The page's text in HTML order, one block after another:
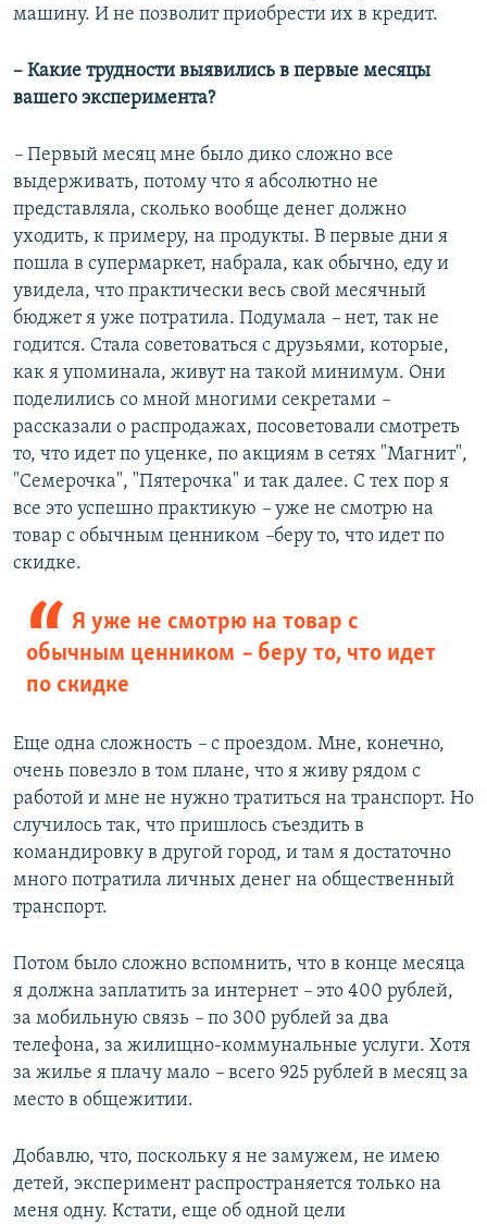
машину. И не позволит приобрести их в кредит.
– Какие трудности выявились в первые месяцы
вашего эксперимента?
– Первый месяц мне было дико сложно все
выдерживать, потому что я абсолютно не
представляла, сколько вообще денег должно
уходить, к примеру, на продукты. В первые дни я
пошла в супермаркет, набрала, как обычно, еду и
увидела, что практически весь свой месячный
бюджет я уже потратила. Подумала – нет, так не
годится. Стала советоваться с друзьями, которые,
как я упоминала, живут на такой минимум. Они
поделились со мной многими секретами –
рассказали о распродажах, посоветовали смотреть
то, что идет по уценке, по акциям в сетях "Магнит",
"Семерочка", "Пятерочка" и так далее. С тех пор я
все это успешно практикую – уже не смотрю на
товар с обычным ценником –беру то, что идет по
скидке.
Я уже не смотрю на товар с
обычным ценником – беру то, что идет
по скидке
Еще одна сложность – с проездом. Мне, конечно,
очень повезло в том плане, что я живу рядом с
работой и мне не нужно тратиться на транспорт. Но
случилось так, что пришлось съездить в
командировку в другой город, и там я достаточно
много потратила личных денег на общественный
транспорт.
Потом было сложно вспомнить, что в конце месяца
я должна заплатить за интернет – это 400 рублей,
за мобильную связь – по 300 рублей за два
телефона, за жилищно-коммунальные услуги. Хотя
за жилье я плачу мало – всего 925 рублей в месяц за
место в общежитии.
Добавлю, что, поскольку я не замужем, не имею
детей, эксперимент распространяется только на
меня одну. Кстати, еще об одной цели